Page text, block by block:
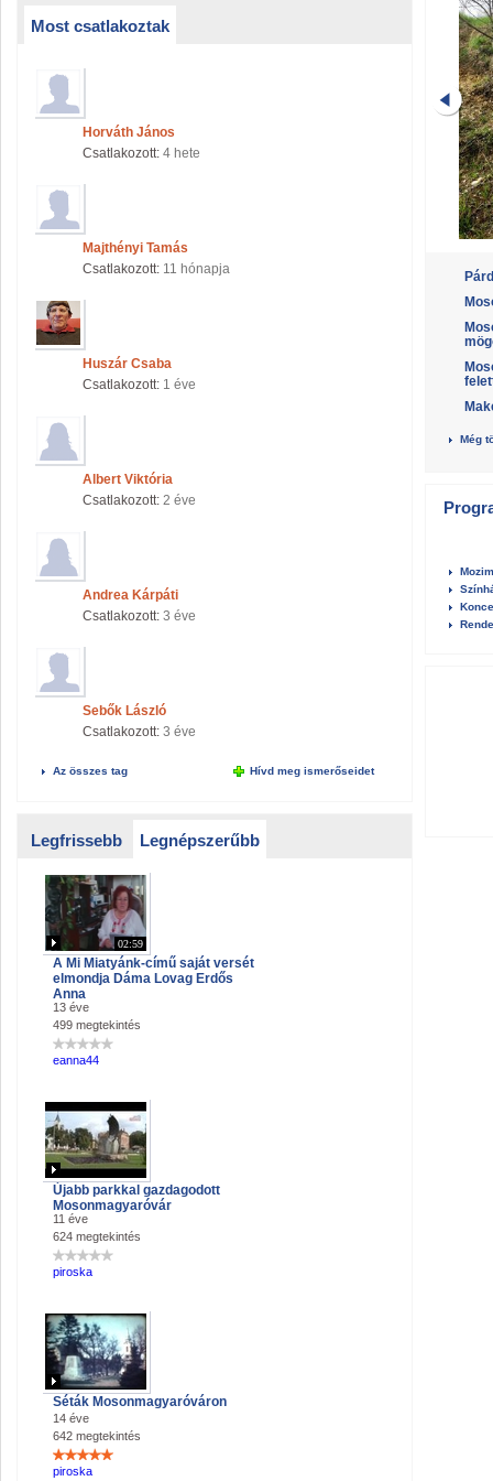
Most csatlakoztak
Horváth János
Csatlakozott: 4 hete
Majthényi Tamás
Csatlakozott: 11 hónapja
Huszár Csaba
Csatlakozott: 1 éve
Albert Viktória
Csatlakozott: 2 éve
Andrea Kárpáti
Csatlakozott: 3 éve
Sebők László
Csatlakozott: 3 éve
Az összes tag Hívd meg ismerőseidet
Legfrissebb Legnépszerűbb
02:59
A Mi Miatyánk-című saját versét
elmondja Dáma Lovag Erdős
Anna
13 éve
499 megtekintés
eanna44
Újabb parkkal gazdagodott
Mosonmagyaróvár
11 éve
624 megtekintés
piroska
Séták Mosonmagyaróváron
14 éve
642 megtekintés
piroska
Még